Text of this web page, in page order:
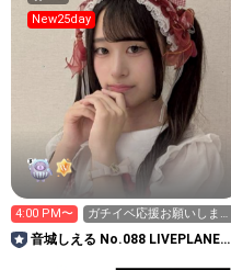
New25day
4:00 PM〜
ガチイベ応援お願いしま
す🙏🏻❕1位めざしてます
音城しえる No.088 LIVEPLANET